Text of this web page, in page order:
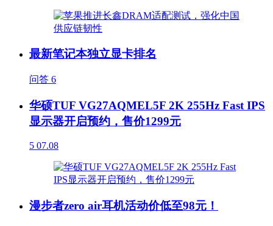
最新笔记本独立显卡排名
问答 6
华硕TUF VG27AQMEL5F 2K 255Hz Fast IPS
显示器开启预约，售价1299元
5 07.08
漫步者zero air耳机活动价低至98元！